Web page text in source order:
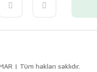
| Tüm hakları saklıdır.